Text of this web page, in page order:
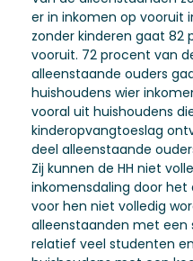
er in inkomen op vooruit
zonder kinderen gaat 82
vooruit. 72 procent van
alleenstaande ouders
huishoudens wier
vooral uit huishoudens
kinderopvangtoeslag
deel alleenstaande
Zij kunnen de HH niet
inkomensdaling door
voor hen niet volledig
alleenstaanden met een
relatief veel studenten